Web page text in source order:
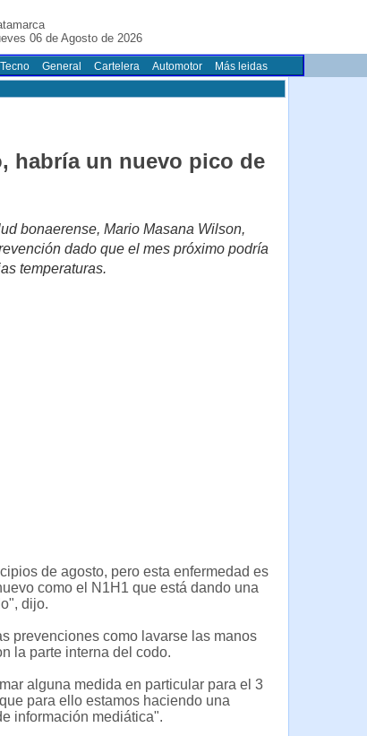
06 de Agosto de 2026
General Cartelera Automotor Más leidas
habría un nuevo pico de
bonaerense, Mario Masana Wilson,
dado que el mes próximo podría
temperaturas.
de agosto, pero esta enfermedad es
como el N1H1 que está dando una
dijo.
prevenciones como lavarse las manos
la parte interna del codo.
alguna medida en particular para el 3
para ello estamos haciendo una
información mediática".